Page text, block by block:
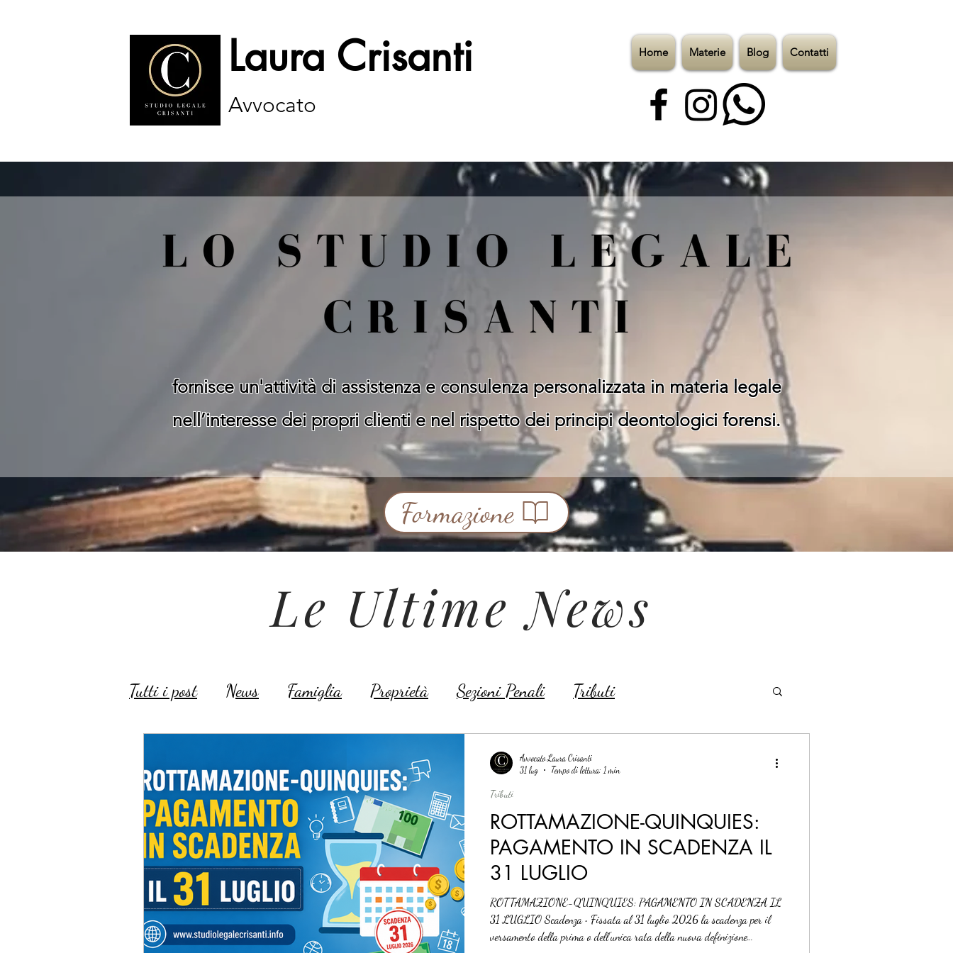
Laura Crisanti
Avvocato
Home Materie Blog Contatti
fornisce un'attività di assistenza e consulenza personalizzata in materia legale
nell’interesse dei propri clienti e nel rispetto dei principi deontologici forensi.
Formazione
Le Ultime News
Tutti i post News Famiglia Proprietà Sezioni Penali Tributi
ROTTAMAZIONE-QUINQUIES:
PAGAMENTO IN SCADENZA IL
31 LUGLIO
ROTTAMAZIONE-QUINQUIES: PAGAMENTO IN SCADENZA IL
31 LUGLIO Scadenza • Fissata al 31 luglio 2026 la scadenza per il
versamento della prima o dell'unica rata della nuova definizione
Tributi
Avvocato Laura Crisanti
31 lug
Tempo di lettura: 1 min